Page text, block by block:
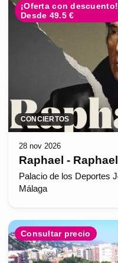
¡Oferta con descuento!
Desde 49.5 €
CONCIERTOS
28 nov 2026
Raphael -
Palacio de los Deportes
Málaga
Consultar precio